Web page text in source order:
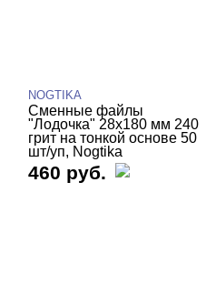
Cвернуть
NOGTIKA
Сменные файлы
"Лодочка" 28х180 мм 240
грит на тонкой основе 50
шт/уп, Nogtika
460 руб.